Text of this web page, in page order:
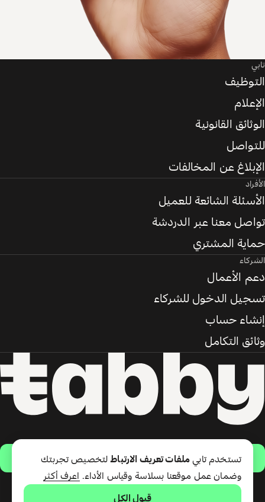
حمّل التطبيق
تقدّم شركة تابي ذ.م.م خدمة الدفع
تابي
التوظيف
الإعلام
الوثائق القانونية
للتواصل
الإبلاغ عن المخالفات
الأفراد
الأسئلة الشائعة للعميل
تواصل معنا عبر الدردشة
حماية المشتري
الشركاء
دعم الأعمال
تسجيل الدخول للشركاء
إنشاء حساب
وثائق التكامل
تستخدم تابي ملفات تعريف الارتباطلتخصيص تجربتك
وضمان عمل موقعنا بسلاسة وقياس الأداء.
اعرف أكثر
قبول الكل